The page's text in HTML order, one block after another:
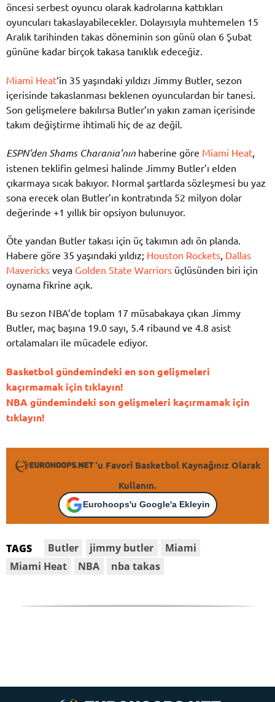
öncesi serbest oyuncu olarak kadrolarına kattıkları
oyuncuları takaslayabilecekler. Dolayısıyla muhtemelen 15
Aralık tarihinden takas döneminin son günü olan 6 Şubat
gününe kadar birçok takasa tanıklık edeceğiz.
Miami Heat‘in 35 yaşındaki yıldızı Jimmy Butler, sezon
içerisinde takaslanması beklenen oyunculardan bir tanesi.
Son gelişmelere bakılırsa Butler’ın yakın zaman içerisinde
takım değiştirme ihtimali hiç de az değil.
ESPN’den Shams Charania’nın haberine göre Miami Heat
istenen teklifin gelmesi halinde Jimmy Butler’ı elden
çıkarmaya sıcak bakıyor. Normal şartlarda sözleşmesi bu yaz
sona erecek olan Butler’ın kontratında 52 milyon dolar
değerinde +1 yıllık bir opsiyon bulunuyor.
Öte yandan Butler takası için üç takımın adı ön planda.
Habere göre 35 yaşındaki yıldız; Houston Rockets, Dallas
Mavericks veya Golden State Warriors üçlüsünden biri için
oynama fikrine açık.
Bu sezon NBA’de toplam 17 müsabakaya çıkan Jimmy
Butler, maç başına 19.0 sayı, 5.4 ribaund ve 4.8 asist
ortalamaları ile mücadele ediyor.
Basketbol gündemindeki en son gelişmeleri
kaçırmamak için tıklayın!
NBA gündemindeki son gelişmeleri kaçırmamak için
tıklayın!
'u Favori Basketbol Kaynağınız Olarak
Kullanın.
Eurohoops'u Google'a Ekleyin
TAGS Butler jimmy butler
Miami
Miami Heat
NBA nba takas